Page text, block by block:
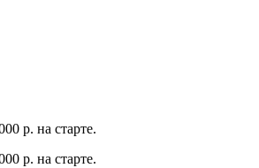
р. на старте.
р. на старте.